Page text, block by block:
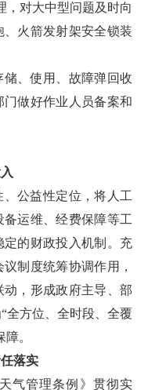
，对大中型问题及时向
、火箭发射架安全锁装
、使用、故障弹回收
做好作业人员备案和
公益性定位，将人工
运维、经费保障等工
的财政投入机制。充
制度统筹协调作用，
，形成政府主导、部
全方位、全时段、全覆
。
落实
气管理条例》贯彻实